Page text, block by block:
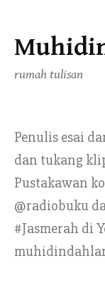
Skip
content
rumah tulisan
Penulis esai
dan tukang
Pustakawan
@radiobuku
#Jasmerah di